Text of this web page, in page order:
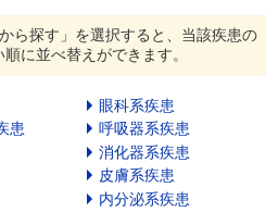
から探す」を選択すると、当該疾患の
に並べ替えができます。
眼科系疾患
患
呼吸器系疾患
消化器系疾患
皮膚系疾患
内分泌系疾患